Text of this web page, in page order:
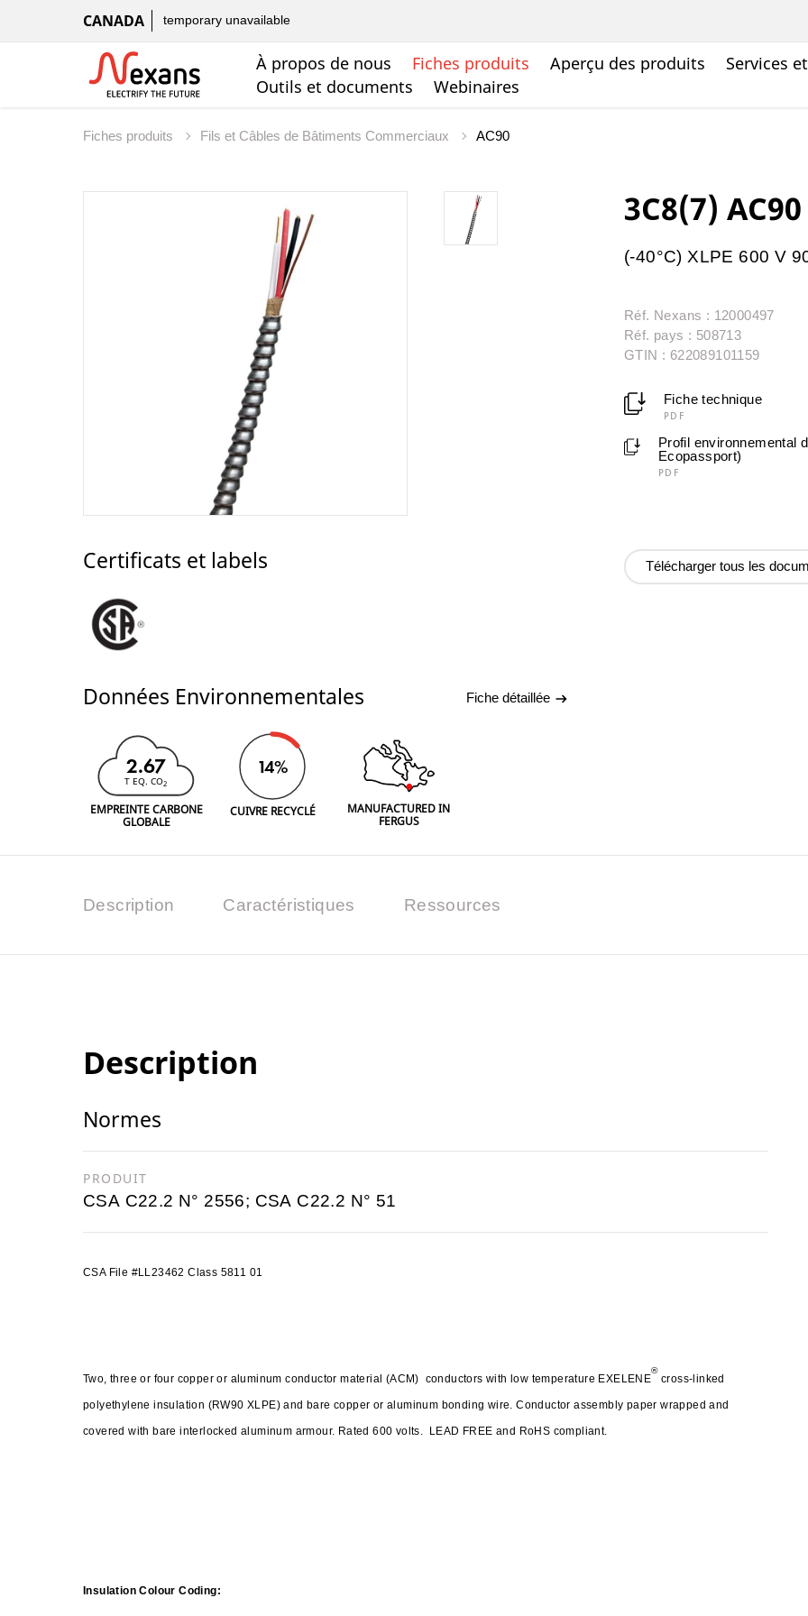
CANADA temporary unavailable
À propos de nous Fiches produits Aperçu des produits Services
Outils et documents
Webinaires
Fiches produits Fils et Câbles de Bâtiments Commerciaux AC90
Certificats et labels
Données Environnementales Fiche détaillée
2.67
T EQ. CO2
EMPREINTE CARBONE
GLOBALE
14%
CUIVRE RECYCLÉ
MANUFACTURED IN
FERGUS
3C8(7)
(-40°C) XLPE 600 V
Réf. Nexans : 12000497
Réf. pays : 508713
GTIN : 622089101159
Fiche technique
PDF
Profil environnemental
Ecopassport)
PDF
Télécharger tous les
Description Caractéristiques Ressources
Description
Normes
PRODUIT
CSA C22.2 N° 2556; CSA C22.2 N° 51
CSA File #LL23462 Class 5811 01
Two, three or four copper or aluminum conductor material (ACM) conductors with low temperature EXELENE
®
cross-linked
polyethylene insulation (RW90 XLPE) and bare copper or aluminum bonding wire. Conductor assembly paper wrapped and
covered with bare interlocked aluminum armour. Rated 600 volts. LEAD FREE and RoHS compliant.
Insulation Colour Coding: